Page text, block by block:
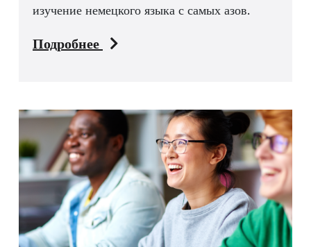
изучение немецкого языка с самых азов.
Подробнее